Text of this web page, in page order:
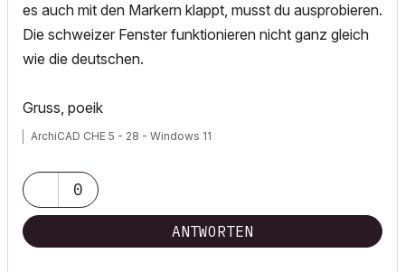
es auch mit den Markern klappt, musst du ausprobieren.
Die schweizer Fenster funktionieren nicht ganz gleich
wie die deutschen.
Gruss, poeik
ArchiCAD CHE 5 - 28 - Windows 11
0
ANTWORTEN